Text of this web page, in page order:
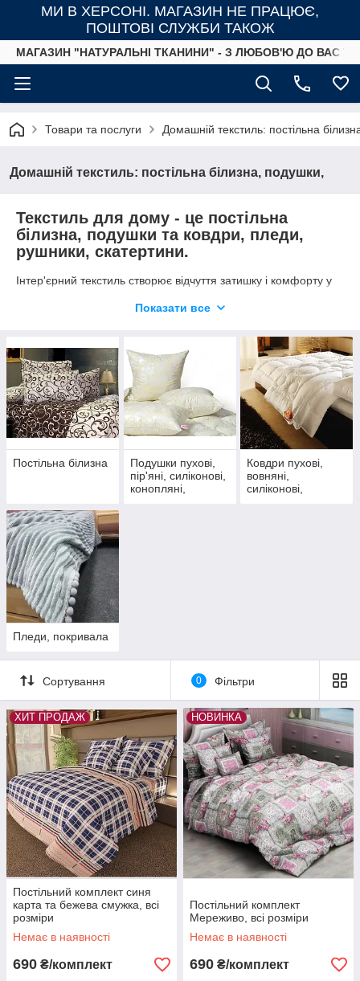
МИ В ХЕРСОНІ. МАГАЗИН НЕ ПРАЦЮЄ,
ПОШТОВІ СЛУЖБИ ТАКОЖ
МАГАЗИН "НАТУРАЛЬНІ ТКАНИНИ" - З ЛЮБОВ'Ю ДО ВАС
Товари та послуги Домашній текстиль: постільна
Домашній текстиль: постільна білизна, подушки,
Текстиль для дому - це постільна
білизна, подушки та ковдри, пледи,
рушники, скатертини.
Інтер'єрний текстиль створює відчуття затишку і комфорту у
виготовлений з натуральних тканин: бавовни або льону. Тому
Показати все
Постільна білизна
Подушки пухові,
пір'яні, силіконові,
конопляні,
Ковдри пухові,
вовняні,
силіконові,
Пледи, покривала
Сортування 0 Фільтри
ХИТ ПРОДАЖ
Постільний комплект синя
карта та бежева смужка, всі
розміри
Немає в наявності
690 ₴/комплект
НОВИНКА
Постільний комплект
Мереживо, всі розміри
Немає в наявності
690 ₴/комплект